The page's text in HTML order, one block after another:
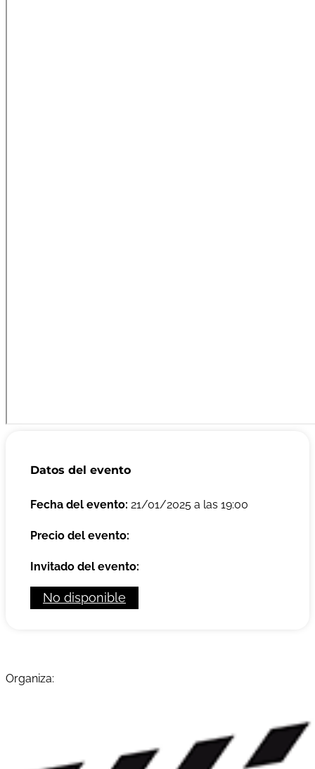
Datos del evento
Fecha del evento: 21/01/2025 a las 19:00
Precio del evento:
Invitado del evento:
No disponible
Organiza: